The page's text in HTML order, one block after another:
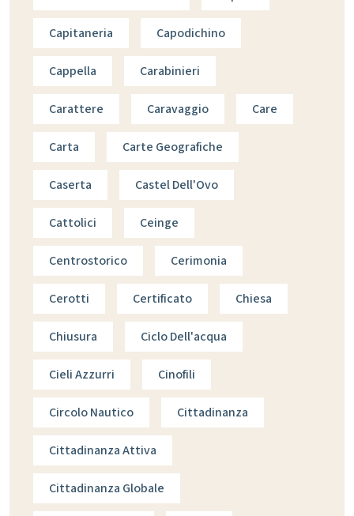
Capitaneria Capodichino
Cappella Carabinieri
Carattere Caravaggio Care
Carta Carte Geografiche
Caserta Castel Dell'Ovo
Cattolici Ceinge
Centrostorico Cerimonia
Cerotti Certificato Chiesa
Chiusura Ciclo Dell'acqua
Cieli Azzurri Cinofili
Circolo Nautico Cittadinanza
Cittadinanza Attiva
Cittadinanza Globale